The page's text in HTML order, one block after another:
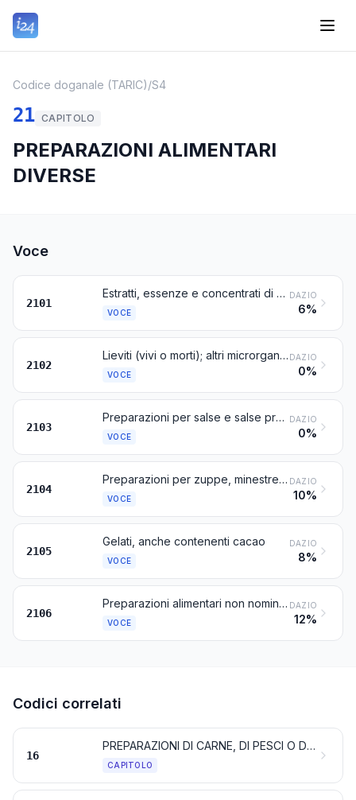
Codice doganale (TARIC)/S4
21 CAPITOLO
PREPARAZIONI ALIMENTARI
DIVERSE
Voce
2101
Estratti, essenze e concentrati di caffè, di tè o di mate e preparazioni a base di questi prodotti o a base di caffè, tè o mate; cicoria torrefatta ed altri succedanei torrefatti del caffè e loro estratti, essenze e concentrati
VOCE
DAZIO
6%
2102
Lieviti (vivi o morti); altri microrganismi monocellulari morti (esclusi i vaccini della voce 3002); lieviti in polvere, preparati
VOCE
DAZIO
0%
2103
Preparazioni per salse e salse preparate; condimenti composti; farina di senape e senape preparata
VOCE
DAZIO
0%
2104
Preparazioni per zuppe, minestre o brodi; zuppe, minestre o brodi, preparati; preparazioni alimentari composte omogeneizzate
VOCE
DAZIO
10%
2105
Gelati, anche contenenti cacao
VOCE
DAZIO
8%
2106
Preparazioni alimentari non nominate né comprese altrove
VOCE
DAZIO
12%
Codici correlati
16
PREPARAZIONI DI CARNE, DI PESCI O DI CROSTACEI, DI MOLLUSCHI O DI ALTRI INVERTEBRATI ACQUATICI, O DI INSETTI
CAPITOLO